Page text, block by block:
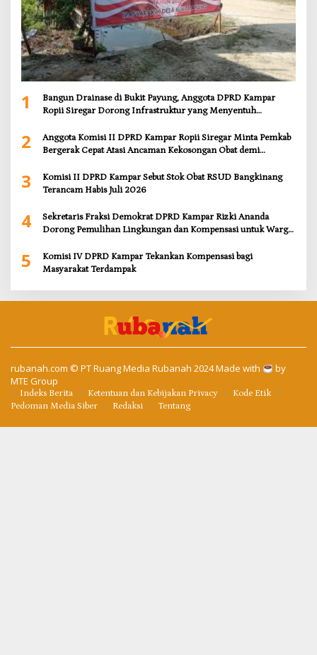
1
Bangun Drainase di Bukit Payung, Anggota DPRD Kampar
Ropii Siregar Dorong Infrastruktur yang Menyentuh
2
Anggota Komisi II DPRD Kampar Ropii Siregar Minta Pemkab
Bergerak Cepat Atasi Ancaman Kekosongan Obat demi
3
Komisi II DPRD Kampar Sebut Stok Obat RSUD Bangkinang
Terancam Habis Juli 2026
4
Sekretaris Fraksi Demokrat DPRD Kampar Rizki Ananda
Dorong Pemulihan Lingkungan dan Kompensasi untuk Warga
5
Komisi IV DPRD Kampar Tekankan Kompensasi bagi
Masyarakat Terdampak
rubanah.com © PT Ruang Media Rubanah 2024 Made with
by
MTE Group
Indeks Berita Ketentuan dan Kebijakan Privacy
Kode Etik
Pedoman Media Siber
Redaksi Tentang